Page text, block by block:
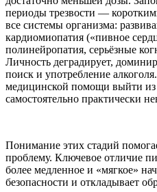
периоды трезвости —
все системы организма:
кардиомиопатия («пивное
полинейропатия, серьёзные
Личность деградирует,
поиск и употребление
медицинской помощи выйти из
самостоятельно практически
Понимание этих стадий
проблему. Ключевое отличие
более медленное и «мягкое»
безопасности и откладывает